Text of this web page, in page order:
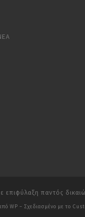
επιφύλαξη παντός
WP – Σχεδιασμένο με το